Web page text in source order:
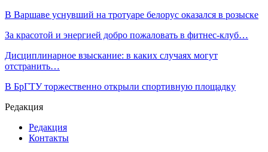
В Варшаве уснувший на тротуаре белорус оказался в розыске
За красотой и энергией добро пожаловать в фитнес-клуб…
Дисциплинарное взыскание: в каких случаях могут
отстранить…
В БрГТУ торжественно открыли спортивную площадку
Редакция
Редакция
Контакты